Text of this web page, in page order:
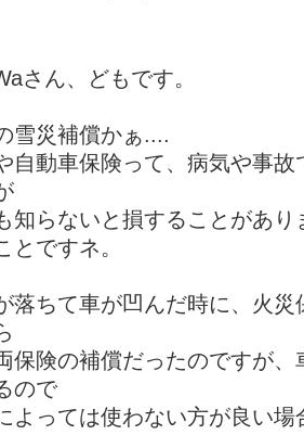
さん、どもです。
雪災補償かぁ....
自動車保険って、病気や事故
知らないと損することがあ
とですネ。
落ちて車が凹んだ時に、火
保険の補償だったのですが
ので
よっては使わない方が良い場